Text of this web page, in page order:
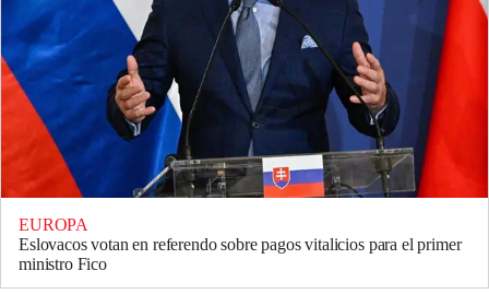
EUROPA
Eslovacos votan en referendo sobre pagos vitalicios para el primer
ministro Fico